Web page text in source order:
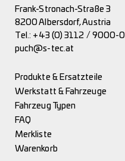
Frank-Stronach-Straße 3
8200 Albersdorf, Austria
Tel.: +43 (0) 3112 / 9000-0
puch@s-tec.at
Produkte & Ersatzteile
Werkstatt & Fahrzeuge
Fahrzeug Typen
FAQ
Merkliste
Warenkorb